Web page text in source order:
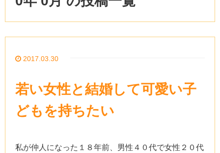
2017.03.30
若い女性と結婚して可愛い子
どもを持ちたい
私が仲人になった１８年前、男性４０代で女性２０代